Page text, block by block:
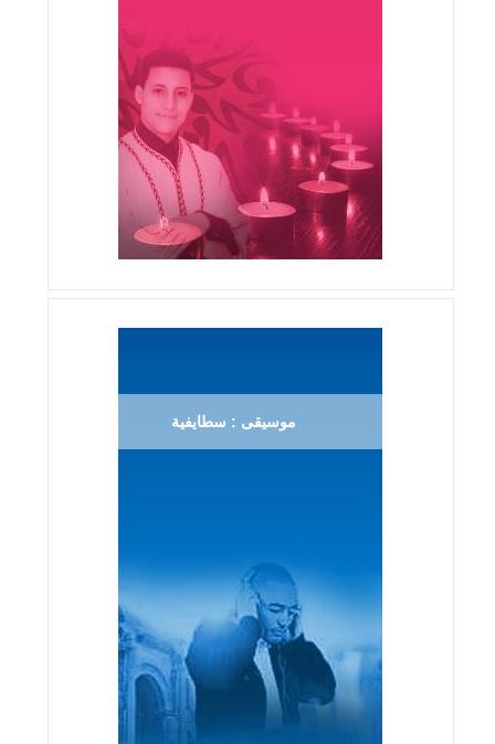
موسيقى : سطايفية